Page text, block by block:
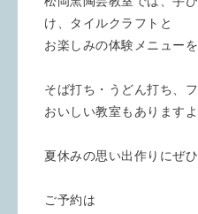
け、タイルクラフトと
お楽しみの体験メニュー
そば打ち・うどん打ち、
おいしい教室もありますよ
夏休みの思い出作りにぜひ
ご予約は